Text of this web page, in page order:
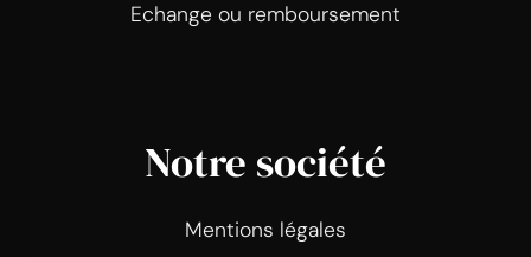
Echange ou remboursement
Notre société
Mentions légales